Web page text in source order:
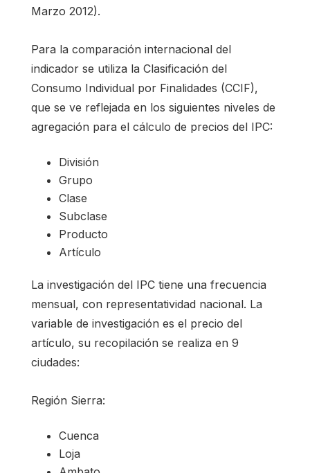
Marzo 2012).
Para la comparación internacional del
indicador se utiliza la Clasificación del
Consumo Individual por Finalidades (CCIF),
que se ve reflejada en los siguientes niveles de
agregación para el cálculo de precios del IPC:
División
Grupo
Clase
Subclase
Producto
Artículo
La investigación del IPC tiene una frecuencia
mensual, con representatividad nacional. La
variable de investigación es el precio del
artículo, su recopilación se realiza en 9
ciudades:
Región Sierra:
Cuenca
Loja